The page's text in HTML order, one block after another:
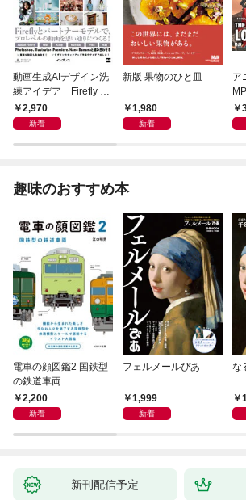
動画生成AIデザイン洗
練アイデア Firefly &
Veo， Kling， etc.
2,970
新着
新版 果物のひと皿
1,980
新着
ア
E
ブ
趣味のおすすめ本
電車の顔図鑑2 国鉄型
の鉄道車両
2,200
新着
フェルメールぴあ
1,999
新着
な
新刊配信予定